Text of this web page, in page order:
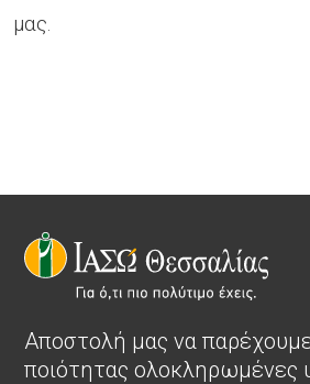
μας.
Αποστολή μας να
ποιότητας ολοκληρωμένες